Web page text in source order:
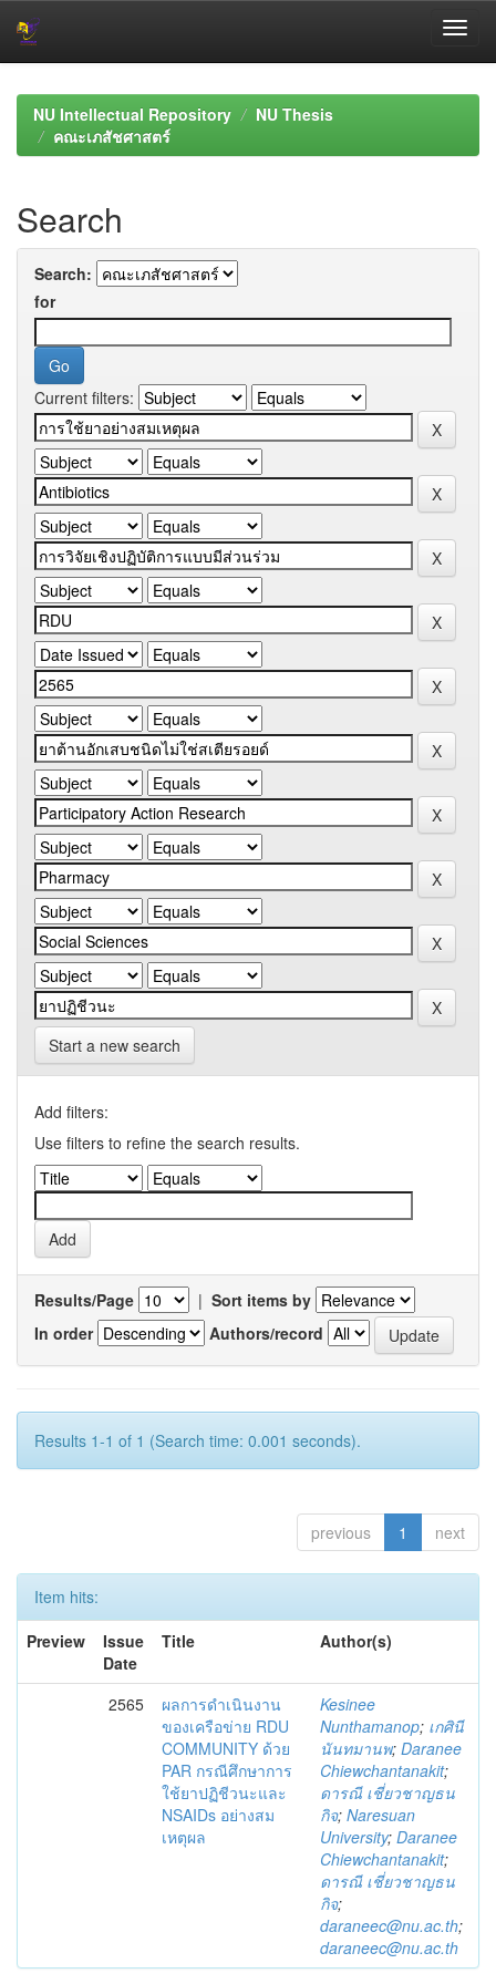
navigationNU Intellectual Repository
NU Thesis
คณะเภสัชศาสตร์
Search
Search:
for
Current filters:
Start a new search
Add filters:
Use filters to refine the search results.
Results/Page | Sort items by
In order
Authors/record
Results 1-1 of 1 (Search time: 0.001 seconds).
previous 1 next
Item hits:
Preview
Issue
Date
Title Author(s)
2565
ผลการดำเนินงาน
ของเครือข่าย RDU
COMMUNITY ด้วย
PAR กรณีศึกษาการ
ใช้ยาปฏิชีวนะและ
NSAIDs อย่างสม
เหตุผล
Kesinee
Nunthamanop; เกศินี
นันทมานพ; Daranee
Chiewchantanakit;
ดารณี เชี่ยวชาญธน
กิจ; Naresuan
University; Daranee
Chiewchantanakit;
ดารณี เชี่ยวชาญธน
กิจ;
daraneec@nu.ac.th;
daraneec@nu.ac.th